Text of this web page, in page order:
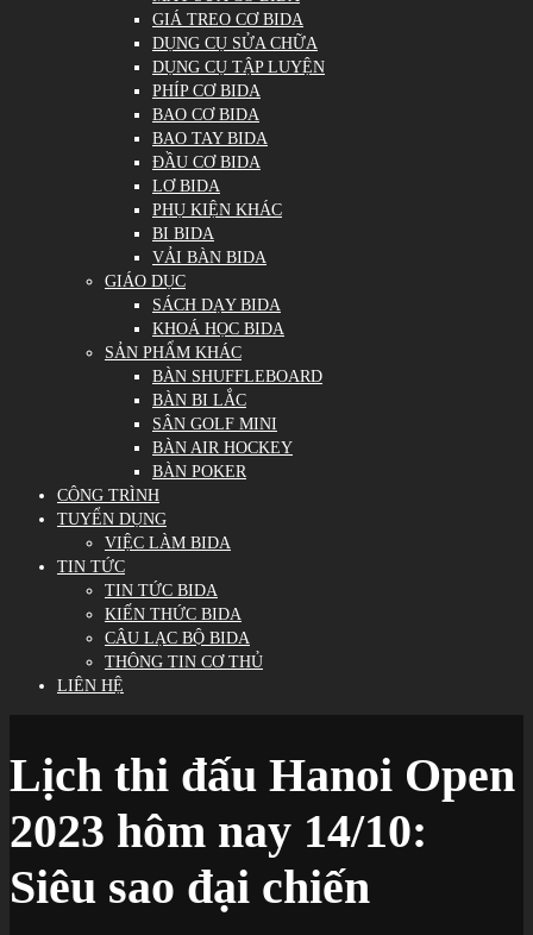
GIÁ TREO CƠ BIDA
DỤNG CỤ SỬA CHỮA
DỤNG CỤ TẬP LUYỆN
PHÍP CƠ BIDA
BAO CƠ BIDA
BAO TAY BIDA
ĐẦU CƠ BIDA
LƠ BIDA
PHỤ KIỆN KHÁC
BI BIDA
VẢI BÀN BIDA
GIÁO DỤC
SÁCH DẠY BIDA
KHOÁ HỌC BIDA
SẢN PHẨM KHÁC
BÀN SHUFFLEBOARD
BÀN BI LẮC
SÂN GOLF MINI
BÀN AIR HOCKEY
BÀN POKER
CÔNG TRÌNH
TUYỂN DỤNG
VIỆC LÀM BIDA
TIN TỨC
TIN TỨC BIDA
KIẾN THỨC BIDA
CÂU LẠC BỘ BIDA
THÔNG TIN CƠ THỦ
LIÊN HỆ
Lịch thi đấu Hanoi Open
2023 hôm nay 14/10:
Siêu sao đại chiến